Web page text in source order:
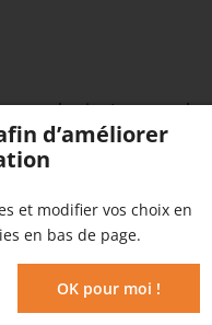
sur le site Internet,
prix sont exprimés en
période de validité,
période de validité,
d'expédition,
indiquées sur
Si le Client demande
standard, les frais
de la
d’améliorer
et modifier vos choix en
en bas de page.
OK pour moi !